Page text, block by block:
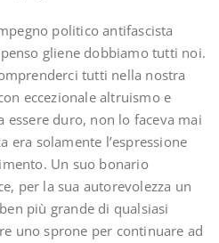
politico antifascista
gliene dobbiamo tutti noi.
tutti nella nostra
eccezionale altruismo e
essere duro, non lo faceva mai
era solamente l’espressione
Un suo bonario
per la sua autorevolezza un
più grande di qualsiasi
uno sprone per continuare ad